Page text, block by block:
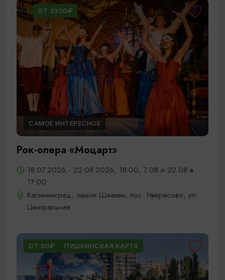
ОТ 3300₽
САМОЕ ИНТЕРЕСНОЕ
Рок-опера «Моцарт»
18.07.2026 - 22.08.2026, 18:00, 7.08 и 22.08 в
17:00
Калининград, замок Шаакен, пос. Некрасово, ул.
Центральная
ОТ 50₽ ПУШКИНСКАЯ КАРТА